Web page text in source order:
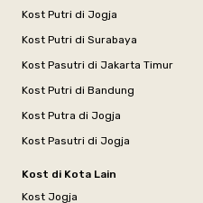
Kost Putri di Jogja
Kost Putri di Surabaya
Kost Pasutri di Jakarta Timur
Kost Putri di Bandung
Kost Putra di Jogja
Kost Pasutri di Jogja
Kost di Kota Lain
Kost Jogja